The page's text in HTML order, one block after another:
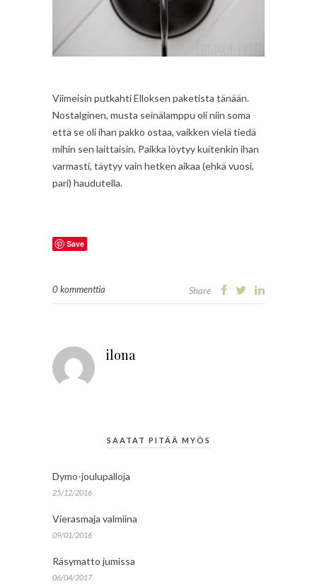
Viimeisin putkahti Elloksen paketista tänään.
Nostalginen, musta seinälamppu oli niin soma
että se oli ihan pakko ostaa, vaikken vielä tiedä
mihin sen laittaisin. Paikka löytyy kuitenkin ihan
varmasti, täytyy vain hetken aikaa (ehkä vuosi,
pari) haudutella.
Save
0 kommenttia Share
ilona
SAATAT PITÄÄ MYÖS
Dymo-joulupalloja
25/12/2016
Vierasmaja valmiina
09/01/2016
Räsymatto jumissa
06/04/2017